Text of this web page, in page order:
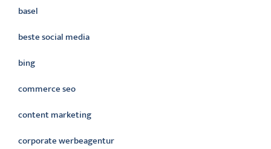
basel
beste social media
bing
commerce seo
content marketing
corporate werbeagentur